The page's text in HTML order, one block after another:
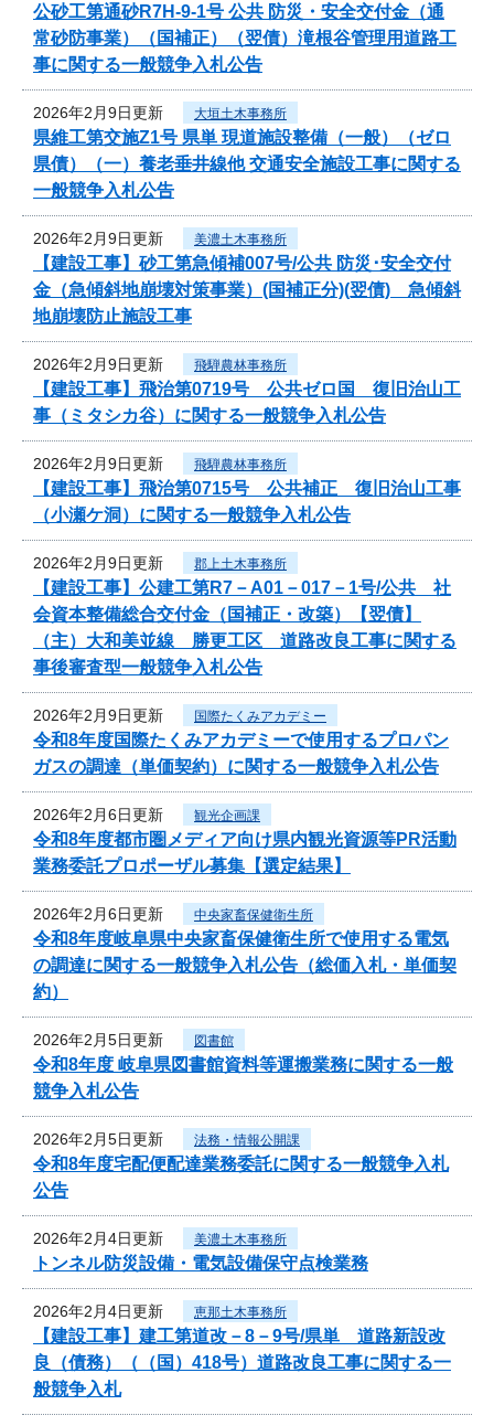
公砂工第通砂R7H-9-1号 公共 防災・安全交付金（通
常砂防事業）（国補正）（翌債）滝根谷管理用道路工
事に関する一般競争入札公告
2026年2月9日更新 大垣土木事務所
県維工第交施Z1号 県単 現道施設整備（一般）（ゼロ
県債）（一）養老垂井線他 交通安全施設工事に関する
一般競争入札公告
2026年2月9日更新 美濃土木事務所
【建設工事】砂工第急傾補007号/公共 防災･安全交付
金（急傾斜地崩壊対策事業）(国補正分)(翌債) 急傾斜
地崩壊防止施設工事
2026年2月9日更新 飛騨農林事務所
【建設工事】飛治第0719号 公共ゼロ国 復旧治山工
事（ミタシカ谷）に関する一般競争入札公告
2026年2月9日更新 飛騨農林事務所
【建設工事】飛治第0715号 公共補正 復旧治山工事
（小瀬ケ洞）に関する一般競争入札公告
2026年2月9日更新 郡上土木事務所
【建設工事】公建工第R7－A01－017－1号/公共 社
会資本整備総合交付金（国補正・改築）【翌債】
（主）大和美並線 勝更工区 道路改良工事に関する
事後審査型一般競争入札公告
2026年2月9日更新 国際たくみアカデミー
令和8年度国際たくみアカデミーで使用するプロパン
ガスの調達（単価契約）に関する一般競争入札公告
2026年2月6日更新 観光企画課
令和8年度都市圏メディア向け県内観光資源等PR活動
業務委託プロポーザル募集【選定結果】
2026年2月6日更新 中央家畜保健衛生所
令和8年度岐阜県中央家畜保健衛生所で使用する電気
の調達に関する一般競争入札公告（総価入札・単価契
約）
2026年2月5日更新 図書館
令和8年度 岐阜県図書館資料等運搬業務に関する一般
競争入札公告
2026年2月5日更新 法務・情報公開課
令和8年度宅配便配達業務委託に関する一般競争入札
公告
2026年2月4日更新 美濃土木事務所
トンネル防災設備・電気設備保守点検業務
2026年2月4日更新 恵那土木事務所
【建設工事】建工第道改－8－9号/県単 道路新設改
良（債務）（（国）418号）道路改良工事に関する一
般競争入札